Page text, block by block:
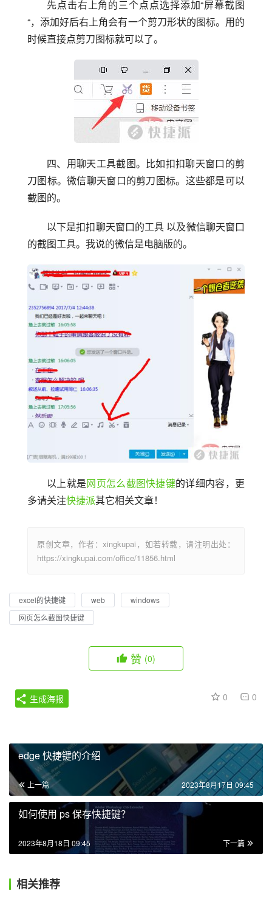
先点击右上角的三个点点选择添加“屏幕截图
“，添加好后右上角会有一个剪刀形状的图标。用的
时候直接点剪刀图标就可以了。
四、用聊天工具截图。比如扣扣聊天窗口的剪
刀图标。微信聊天窗口的剪刀图标。这些都是可以
截图的。
以下是扣扣聊天窗口的工具 以及微信聊天窗口
的截图工具。我说的微信是电脑版的。
以上就是网页怎么截图快捷键的详细内容，更
多请关注快捷派其它相关文章！
原创文章，作者：xingkupai，如若转载，请注明出处：
https://xingkupai.com/office/11856.html
excel的快捷键 web
windows
网页怎么截图快捷键
赞 (0)
0 0
生成海报
edge 快捷键的介绍
上一篇 2023年8月17日 09:45
如何使用 ps 保存快捷键？
下一篇
2023年8月18日 09:45
相关推荐